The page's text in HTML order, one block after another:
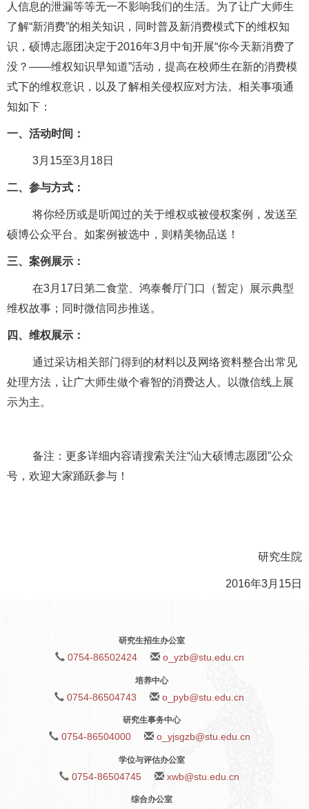
人信息的泄漏等等无一不影响我们的生活。为了让广大师生
了解“新消费”的相关知识，同时普及新消费模式下的维权知
识，硕博志愿团决定于2016年3月中旬开展“你今天新消费了
没？——维权知识早知道”活动，提高在校师生在新的消费模
式下的维权意识，以及了解相关侵权应对方法。相关事项通
知如下：
一、活动时间：
3月 15至3月 18日
二、参与方式：
将你经历或是听闻过的关于维权或被侵权案例，发送至
硕博公众平台。如案例被选中，则精美物品送！
三、案例展示：
在3月 17 日第二食堂、鸿泰餐厅门口（暂定）展示典型
维权故事；同时微信同步推送。
四、维权展示：
通过采访相关部门得到的材料以及网络资料整合出常见
处理方法，让广大师生做个睿智的消费达人。以微信线上展
示为主。
备注：更多详细内容请搜索关注“汕大硕博志愿团”公众
号，欢迎大家踊跃参与！
研究生院
2016年3月 15日
研究生招生办公室
0754-86502424 o_yzb@stu.edu.cn
培养中心
0754-86504743 o_pyb@stu.edu.cn
研究生事务中心
0754-86504000 o_yjsgzb@stu.edu.cn
学位与评估办公室
0754-86504745 xwb@stu.edu.cn
综合办公室